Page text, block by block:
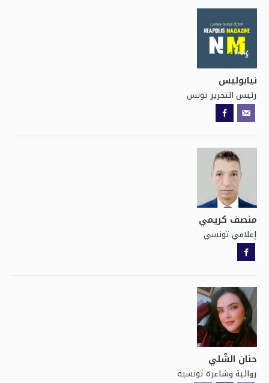
نيابوليس
رئيس التحرير تونس
منصف كريمي
إعلامي تونسي
حنان الشّلي
روائية وشاعرة تونسية